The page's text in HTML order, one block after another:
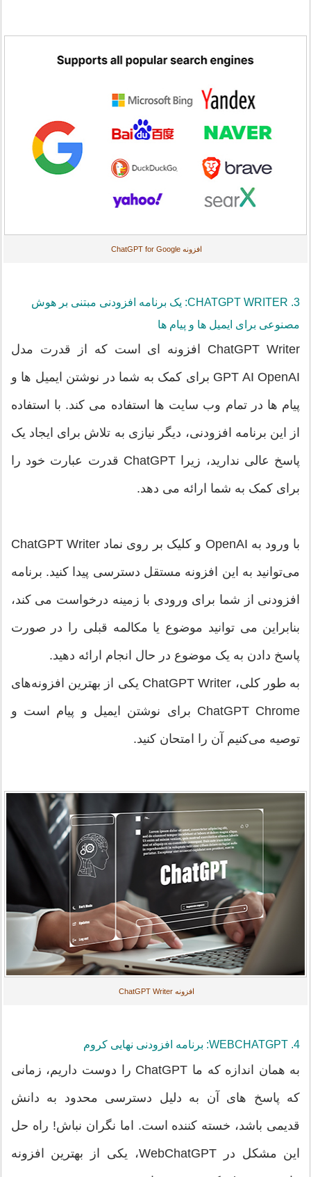
افزونه ChatGPT for Google
3. CHATGPT WRITER: یک برنامه افزودنی مبتنی بر هوش
مصنوعی برای ایمیل ها و پیام ها
ChatGPT Writer افزونه ای است که از قدرت مدل
GPT AI OpenAI برای کمک به شما در نوشتن ایمیل ها و
پیام ها در تمام وب سایت ها استفاده می کند. با استفاده
از این برنامه افزودنی، دیگر نیازی به تلاش برای ایجاد یک
پاسخ عالی ندارید، زیرا ChatGPT قدرت عبارت خود را
برای کمک به شما ارائه می دهد.
با ورود به OpenAI و کلیک بر روی نماد ChatGPT Writer
می‌توانید به این افزونه مستقل دسترسی پیدا کنید. برنامه
افزودنی از شما برای ورودی با زمینه درخواست می کند،
بنابراین می توانید موضوع یا مکالمه قبلی را در صورت
پاسخ دادن به یک موضوع در حال انجام ارائه دهید.
به طور کلی، ChatGPT Writer یکی از بهترین افزونه‌های
ChatGPT Chrome برای نوشتن ایمیل و پیام است و
توصیه می‌کنیم آن را امتحان کنید.
افزونه ChatGPT Writer
4. WEBCHATGPT: برنامه افزودنی نهایی کروم
به همان اندازه که ما ChatGPT را دوست داریم، زمانی
که پاسخ های آن به دلیل دسترسی محدود به دانش
قدیمی باشد، خسته کننده است. اما نگران نباش! راه حل
این مشکل در WebChatGPT، یکی از بهترین افزونه